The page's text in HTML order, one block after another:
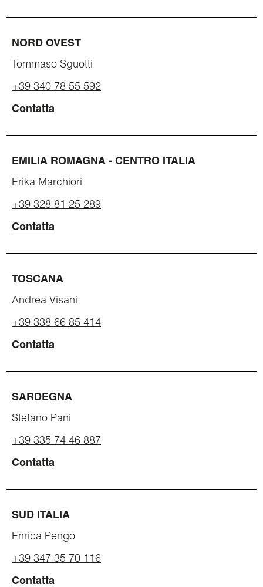
NORD OVEST
Tommaso Sguotti
+39 340 78 55 592
Contatta
EMILIA ROMAGNA - CENTRO ITALIA
Erika Marchiori
+39 328 81 25 289
Contatta
TOSCANA
Andrea Visani
+39 338 66 85 414
Contatta
SARDEGNA
Stefano Pani
+39 335 74 46 887
Contatta
SUD ITALIA
Enrica Pengo
+39 347 35 70 116
Contatta